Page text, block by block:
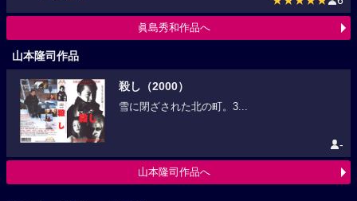
眞島秀和作品へ
山本隆司作品
殺し（2000）
雪に閉ざされた北の町。3...
-
山本隆司作品へ